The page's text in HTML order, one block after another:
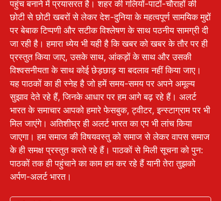
पहुंच बनाने में प्रयासरत है। शहर की गलियों-पाटों-चौराहों की
छोटी से छोटी खबरों से लेकर देश-दुनिया के महत्वपूर्ण सामयिक मुद्दों
पर बेबाक टिप्पणी और सटीक विश्लेषण के साथ पठनीय सामग्री दी
जा रही है। हमारा ध्येय भी यही है कि खबर को खबर के तौर पर ही
प्रस्तुत किया जाए, उसके साथ, आंकड़ों के साथ और उसकी
विश्वसनीयता के साथ कोई छेड़छाड़ या बदलाव नहीं किया जाए।
यह पाठकों का ही स्नेह है जो हमें समय-समय पर अपने अमूल्य
सुझाव देते रहे हैं, जिनके आधार पर हम आगे बढ़ रहे हैं। अलर्ट
भारत के समाचार आपको हमारे फेसबुक, ट्वीटर, इन्स्टाग्राम पर भी
मिल जाएंगे। अतिशीघ्र ही अलर्ट भारत का एप भी लांच किया
जाएगा। हम समाज की विषयवस्तु को समाज से लेकर वापस समाज
के ही समक्ष प्रस्तुत करते रहे हैं। पाठकों से मिली सूचना को पुन:
पाठकों तक ही पहुंचाने का काम हम कर रहे हैं यानी तेरा तुझको
अर्पण-अलर्ट भारत।